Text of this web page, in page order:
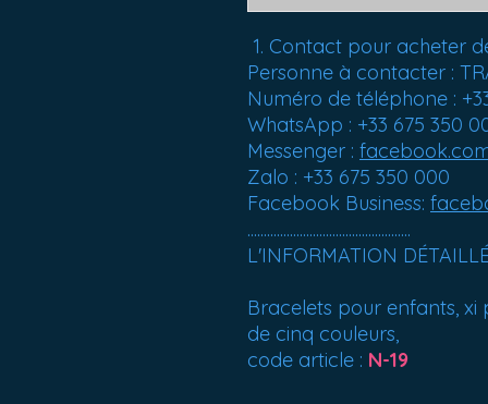
Contact pour acheter
Personne à contacter :
Numéro de téléphone :
WhatsApp : +33 675 350
Messenger :
Zalo : +33 675 350 000
Facebook Business:
..................................................
L'INFORMATION
Bracelets pour enfants,
de cinq couleurs,
code article : N-19